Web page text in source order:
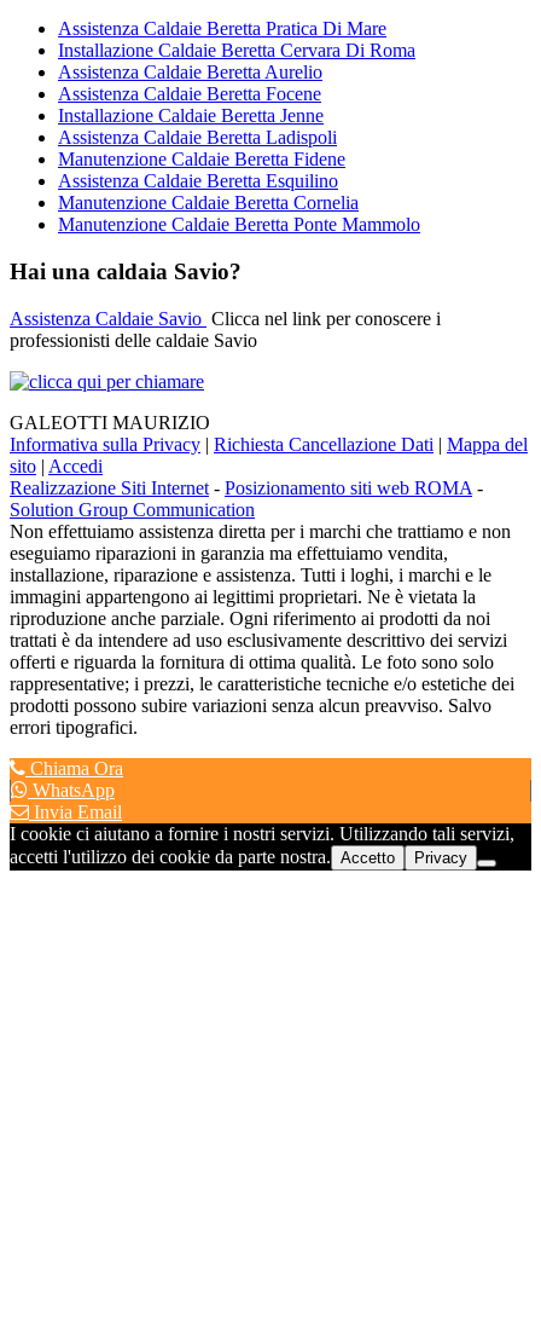
Assistenza Caldaie Beretta Pratica Di Mare
Installazione Caldaie Beretta Cervara Di Roma
Assistenza Caldaie Beretta Aurelio
Assistenza Caldaie Beretta Focene
Installazione Caldaie Beretta Jenne
Assistenza Caldaie Beretta Ladispoli
Manutenzione Caldaie Beretta Fidene
Assistenza Caldaie Beretta Esquilino
Manutenzione Caldaie Beretta Cornelia
Manutenzione Caldaie Beretta Ponte Mammolo
Hai una caldaia Savio?
Assistenza Caldaie Savio Clicca nel link per conoscere i
professionisti delle caldaie Savio
GALEOTTI MAURIZIO
Informativa sulla Privacy | Richiesta Cancellazione Dati | Mappa del
sito | Accedi
Realizzazione Siti Internet - Posizionamento siti web ROMA -
Solution Group Communication
Non effettuiamo assistenza diretta per i marchi che trattiamo e non
eseguiamo riparazioni in garanzia ma effettuiamo vendita,
installazione, riparazione e assistenza. Tutti i loghi, i marchi e le
immagini appartengono ai legittimi proprietari. Ne è vietata la
riproduzione anche parziale. Ogni riferimento ai prodotti da noi
trattati è da intendere ad uso esclusivamente descrittivo dei servizi
offerti e riguarda la fornitura di ottima qualità. Le foto sono solo
rappresentative; i prezzi, le caratteristiche tecniche e/o estetiche dei
prodotti possono subire variazioni senza alcun preavviso. Salvo
errori tipografici.
Chiama Ora
WhatsApp
Invia Email
I cookie ci aiutano a fornire i nostri servizi. Utilizzando tali servizi,
accetti l'utilizzo dei cookie da parte nostra. Accetto Privacy